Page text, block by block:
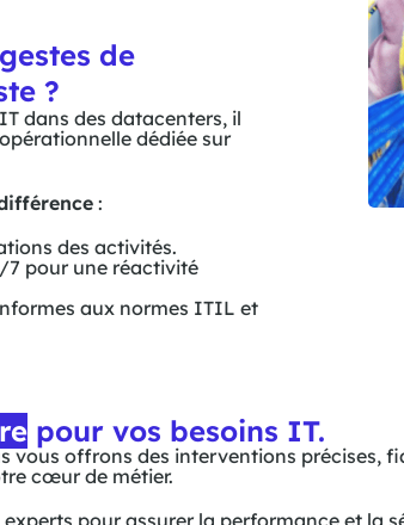
de
?
dans des datacenters, il
dédiée sur
:
des activités.
7 pour une réactivité
aux normes ITIL et
pour vos besoins IT.
vous offrons des interventions précises,
cœur de métier.
pour assurer la performance et la